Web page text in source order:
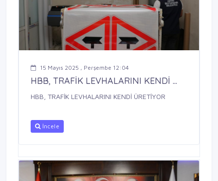
15 Mayıs 2025 , Perşembe 12:04
HBB, TRAFİK LEVHALARINI KENDİ ...
HBB, TRAFİK LEVHALARINI KENDİ ÜRETİYOR
İncele